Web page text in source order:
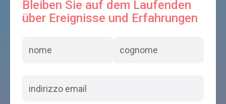
Bleiben Sie auf dem Laufenden
über Ereignisse und Erfahrungen